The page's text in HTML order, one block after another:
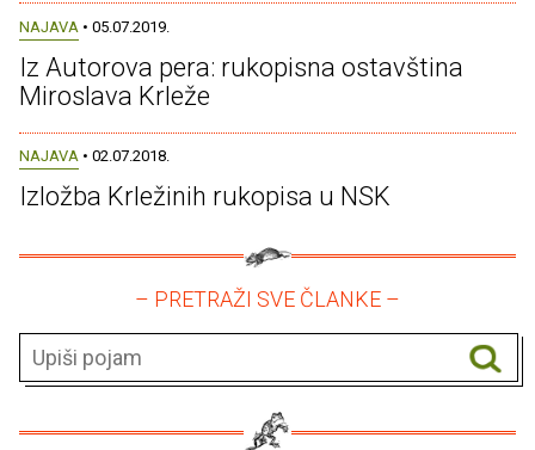
NAJAVA • 05.07.2019.
Iz Autorova pera: rukopisna ostavština
Miroslava Krleže
NAJAVA • 02.07.2018.
Izložba Krležinih rukopisa u NSK
– PRETRAŽI SVE ČLANKE –